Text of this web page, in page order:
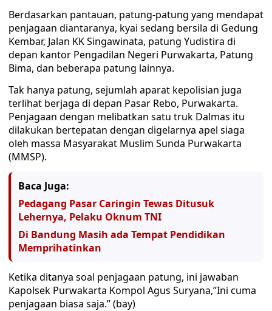
Berdasarkan pantauan, patung-patung yang mendapat
penjagaan diantaranya, kyai sedang bersila di Gedung
Kembar, Jalan KK Singawinata, patung Yudistira di
depan kantor Pengadilan Negeri Purwakarta, Patung
Bima, dan beberapa patung lainnya.
Tak hanya patung, sejumlah aparat kepolisian juga
terlihat berjaga di depan Pasar Rebo, Purwakarta.
Penjagaan dengan melibatkan satu truk Dalmas itu
dilakukan bertepatan dengan digelarnya apel siaga
oleh massa Masyarakat Muslim Sunda Purwakarta
(MMSP).
Baca Juga:
Pedagang Pasar Caringin Tewas Ditusuk
Lehernya, Pelaku Oknum TNI
Di Bandung Masih ada Tempat Pendidikan
Memprihatinkan
Ketika ditanya soal penjagaan patung, ini jawaban
Kapolsek Purwakarta Kompol Agus Suryana,”Ini cuma
penjagaan biasa saja.” (bay)